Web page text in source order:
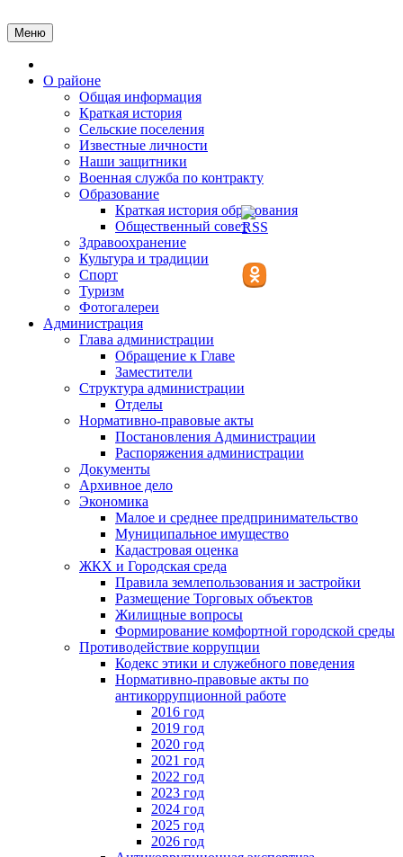
к
содержимому
Меню
О районе
Общая информация
Краткая история
Сельские поселения
Известные личности
Наши защитники
Военная служба по контракту
Образование
Краткая история образования
Общественный совет
Здравоохранение
Культура и традиции
Спорт
Туризм
Фотогалереи
Администрация
Глава администрации
Обращение к Главе
Заместители
Структура администрации
Отделы
Нормативно-правовые акты
Постановления Администрации
Распоряжения администрации
Документы
Архивное дело
Экономика
Малое и среднее предпринимательство
Муниципальное имущество
Кадастровая оценка
ЖКХ и Городская среда
Правила землепользования и застройки
Размещение Торговых объектов
Жилищные вопросы
Формирование комфортной городской среды
Противодействие коррупции
Кодекс этики и служебного поведения
Нормативно-правовые акты по
антикоррупционной работе
2016 год
2019 год
2020 год
2021 год
2022 год
2023 год
2024 год
2025 год
2026 год